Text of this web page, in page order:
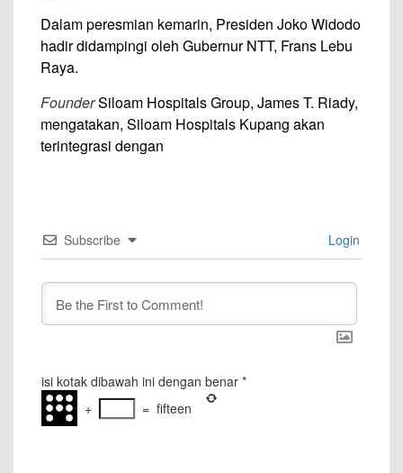
Dalam peresmian kemarin, Presiden Joko Widodo
hadir didampingi oleh Gubernur NTT, Frans Lebu
Raya.
FounderSiloam Hospitals Group, James T. Riady,
mengatakan, Siloam Hospitals Kupang akan
terintegrasi dengan
Subscribe Login
isi kotak dibawah ini dengan benar *
+
= fifteen